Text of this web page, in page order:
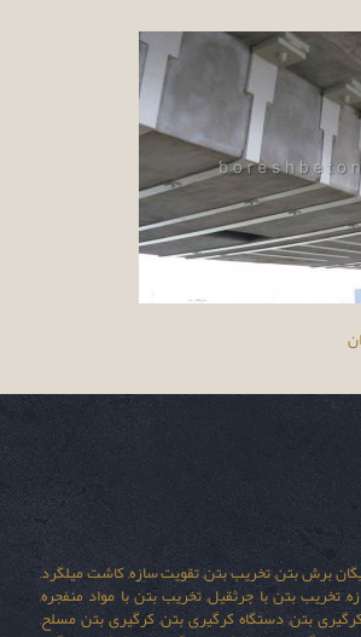
برش بتن, تخریب بتن, تقویت سازه, کاشت میلگرد,
تخریب بتن با جرثقیل, تخریب بتن با مواد منفجره,
بتن, دستگاه کرگیری بتن, کرگیری بتن مسلح,